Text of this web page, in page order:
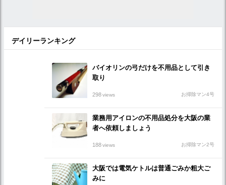
デイリーランキング
バイオリンの弓だけを不用品として引き
取り
298views お掃除マン4号
業務用アイロンの不用品処分を大阪の業
者へ依頼しましょう
188views お掃除マン2号
大阪では電気ケトルは普通ごみか粗大ご
みに